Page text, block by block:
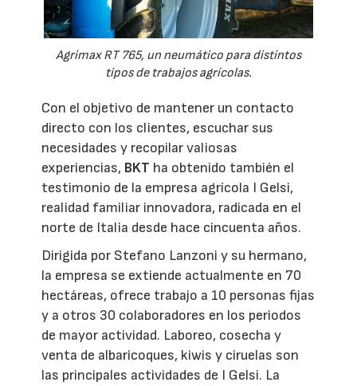
Agrimax RT 765, un neumático para distintos
tipos de trabajos agrícolas.
Con el objetivo de mantener un contacto
directo con los clientes, escuchar sus
necesidades y recopilar valiosas
experiencias, BKT ha obtenido también el
testimonio de la empresa agrícola I Gelsi,
realidad familiar innovadora, radicada en el
norte de Italia desde hace cincuenta años.
Dirigida por Stefano Lanzoni y su hermano,
la empresa se extiende actualmente en 70
hectáreas, ofrece trabajo a 10 personas fijas
y a otros 30 colaboradores en los periodos
de mayor actividad. Laboreo, cosecha y
venta de albaricoques, kiwis y ciruelas son
las principales actividades de I Gelsi. La